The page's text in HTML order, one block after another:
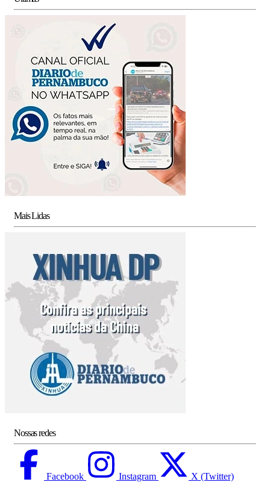
Mais Lidas
Nossas redes
Facebook Instagram X (Twitter)